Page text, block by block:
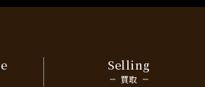
Selling
買取